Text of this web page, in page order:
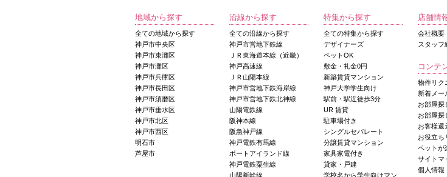
地域から探す
全ての地域から探す
神戸市中央区
神戸市東灘区
神戸市灘区
神戸市兵庫区
神戸市長田区
神戸市須磨区
神戸市垂水区
神戸市北区
神戸市西区
明石市
芦屋市
沿線から探す
全ての沿線から探す
神戸市営地下鉄線
ＪＲ東海道本線（近畿）
神戸高速線
ＪＲ山陽本線
神戸市営地下鉄海岸線
神戸市営地下鉄北神線
山陽電鉄線
阪神本線
阪急神戸線
神戸電鉄有馬線
ポートアイランド線
神戸電鉄粟生線
山陽新幹線
特集から探す
全ての特集から探す
デザイナーズ
ペットOK
敷金・礼金0円
新築賃貸マンション
神戸大学学生向け
駅前・駅近徒歩3分
UR 賃貸
駐車場付き
シングルセパレート
分譲賃貸マンション
家具家電付き
貸家・戸建
学校名から学生向けマン
店舗情
会社概要
スタッフ
コンテ
物件リク
新着メー
お部屋探
お部屋探
お客様還
お役立ち
ペットが
サイトマ
個人情報